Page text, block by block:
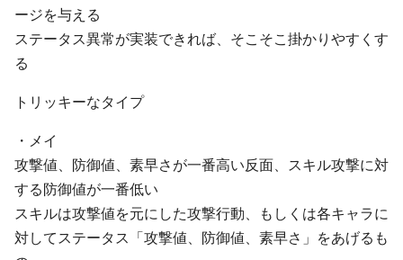
ージを与える
ステータス異常が実装できれば、そこそこ掛かりやすくす
る
トリッキーなタイプ
・メイ
攻撃値、防御値、素早さが一番高い反面、スキル攻撃に対
する防御値が一番低い
スキルは攻撃値を元にした攻撃行動、もしくは各キャラに
対してステータス「攻撃値、防御値、素早さ」をあげるも